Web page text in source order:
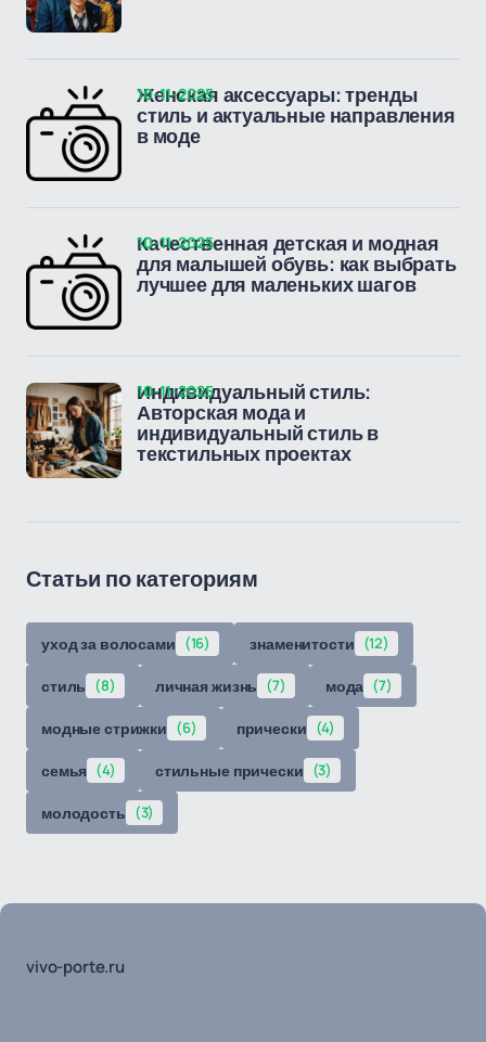
Женская аксессуары: тренды
стиль и актуальные направления
в моде
10-11-2025
Качественная детская и модная
для малышей обувь: как выбрать
лучшее для маленьких шагов
10-11-2025
Индивидуальный стиль:
Авторская мода и
индивидуальный стиль в
текстильных проектах
10-11-2025
Статьи по категориям
уход за волосами (16) знаменитости (12)
стиль (8) личная жизнь (7) мода (7)
модные стрижки (6) прически (4)
семья (4) стильные прически (3)
молодость (3)
vivo-porte.ru